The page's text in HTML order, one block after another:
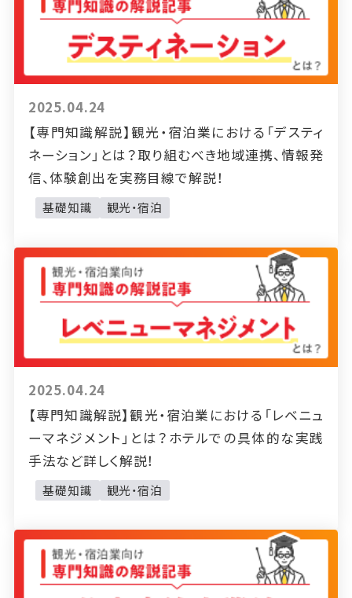
2025.04.24
【専門知識解説】観光・宿泊業における「デスティ
ネーション」とは？取り組むべき地域連携、情報発
信、体験創出を実務目線で解説！
基礎知識 観光・宿泊
2025.04.24
【専門知識解説】観光・宿泊業における「レベニュ
ーマネジメント」とは？ホテルでの具体的な実践
手法など詳しく解説！
基礎知識 観光・宿泊